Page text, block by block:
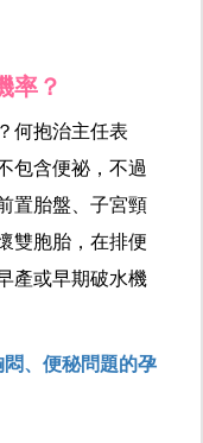
率？
何抱治主任表
包含便祕，不過
置胎盤、子宮頸
雙胞胎，在排便
產或早期破水機
、便秘問題的孕